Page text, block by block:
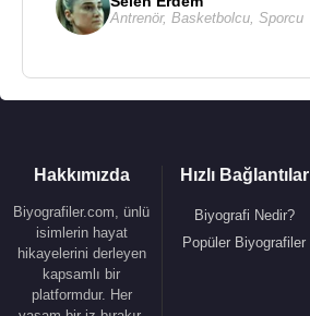
Antrenör, Basketbolcu, Sporcu
Hakkımızda
Biyografiler.com, ünlü
isimlerin hayat
hikayelerini derleyen
kapsamlı bir
platformdur. Her
Hızlı Bağlantılar
Biyografi Nedir?
Popüler Biyografiler